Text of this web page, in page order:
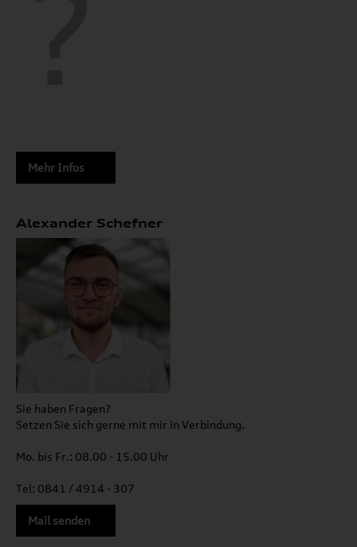
Mehr Infos
Alexander Schefner
Sie haben Fragen?
Setzen Sie sich gerne mit mir in Verbindung.
Mo. bis Fr.: 08.00 - 15.00 Uhr
Tel: 0841 / 4914 - 307
Mail senden